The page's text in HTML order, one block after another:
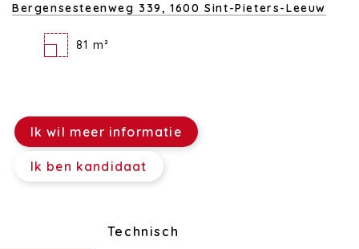
Bergensesteenweg 339,1600 Sint-Pieters-Leeuw
81 m²
Ik wil meer informatie
Ik ben kandidaat
Technisch